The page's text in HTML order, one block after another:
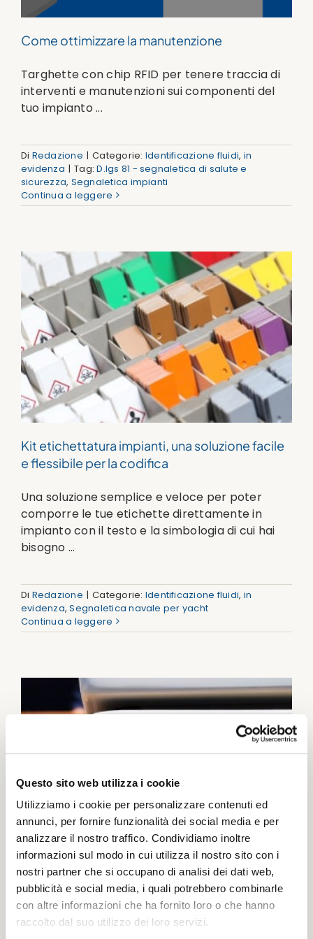
Questo sito web utilizza i cookie
Utilizziamo i cookie per personalizzare contenuti ed
annunci, per fornire funzionalità dei social media e per
analizzare il nostro traffico. Condividiamo inoltre
informazioni sul modo in cui utilizza il nostro sito con i
nostri partner che si occupano di analisi dei dati web,
pubblicità e social media, i quali potrebbero combinarle
con altre informazioni che ha fornito loro o che hanno
raccolto dal suo utilizzo dei loro servizi.
Come ottimizzare la manutenzione
Targhette con chip RFID per tenere traccia di
interventi e manutenzioni sui componenti del
tuo impianto ...
Di Redazione | Categorie: Identificazione fluidi, in
evidenza | Tag:D.lgs 81 - segnaletica di salute e
sicurezza, Segnaletica impianti
Continua a leggere
Kit etichettatura impianti, una soluzione facile
e flessibile per la codifica
Una soluzione semplice e veloce per poter
comporre le tue etichette direttamente in
impianto con il testo e la simbologia di cui hai
bisogno ...
Di Redazione | Categorie: Identificazione fluidi, in
evidenza,Segnaletica navale per yacht
Continua a leggere
Simbologia IMO yacht
Materiali di qualità e dimensioni contenute per
un'estetica gradevole senza rinunciare alla